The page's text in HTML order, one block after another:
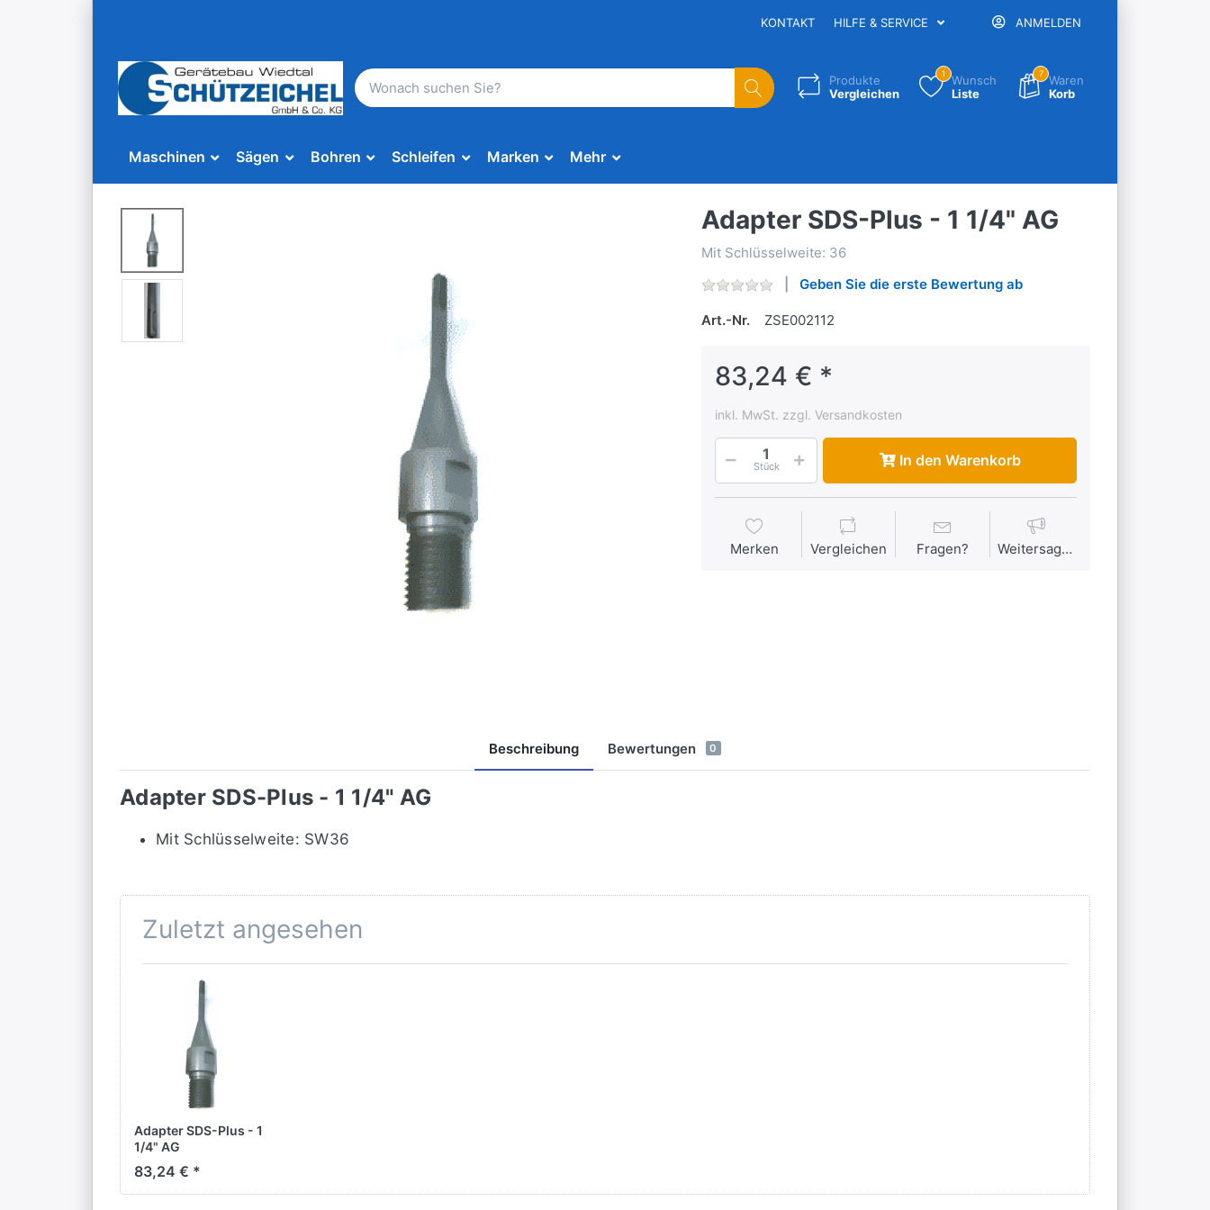
KONTAKT HILFE & SERVICE ANMELDEN
Produkte
Vergleichen
1
Wunsch
Liste
7 Waren
Korb
Maschinen Sägen Bohren Schleifen Marken Mehr
Adapter SDS-Plus - 1 1/4" AG
Mit Schlüsselweite: 36
Geben Sie die erste Bewertung ab
Art.-Nr. ZSE002112
83,24 € *
inkl. MwSt. zzgl. Versandkosten
Stück In den Warenkorb
Merken Vergleichen Fragen? Weitersagen
Beschreibung Bewertungen 0
Adapter SDS-Plus - 1 1/4" AG
Mit Schlüsselweite: SW36
Zuletzt angesehen
Adapter SDS-Plus - 1
1/4" AG
83,24 € *